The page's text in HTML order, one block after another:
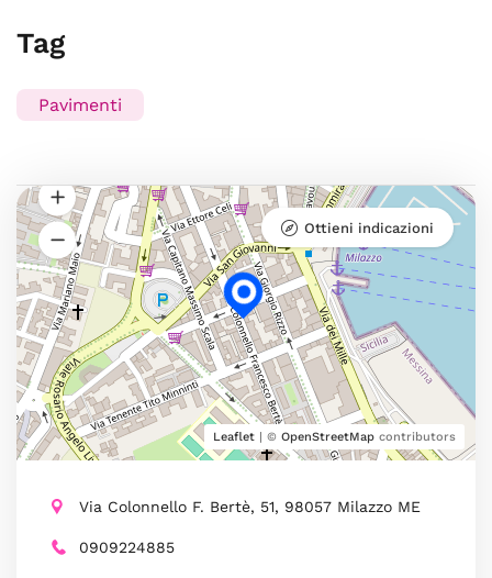
Tag
Pavimenti
Leaflet | © OpenStreetMap contributors
Ottieni indicazioni
Via Colonnello F. Bertè, 51, 98057 Milazzo ME
0909224885